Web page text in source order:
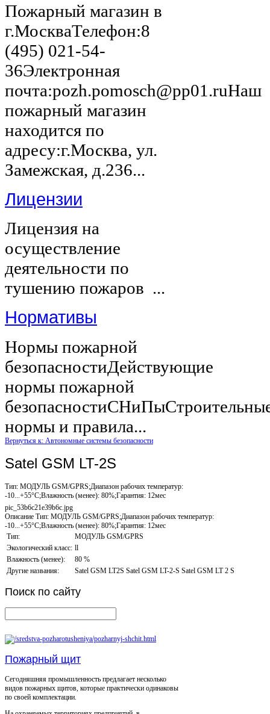
Пожарный магазин в
г.МоскваТелефон:8
(495) 021-54-
36Электронная
почта:pozh.pomosch@pp01.ruНаш
пожарный магазин
находится по
адресу:г.Москва, ул.
Замежская, д.236...
Лицензии
Лицензия на
осуществление
деятельности по
тушению пожаров ...
Нормативы
Нормы пожарной
безопасностиДействующие
нормы пожарной
нормы и правила...
Вернуться к: Автономные системы безопасности
Satel GSM LT-2S
Тип: МОДУЛЬ GSM/GPRS;Диапазон рабочих температур:
-10...+55°С;Влажность (менее): 80%;Гарантия: 12мес
pic_53b6c21e39b6c.jpg
Описание Тип: МОДУЛЬ GSM/GPRS;Диапазон рабочих температур:
-10...+55°С;Влажность (менее): 80%;Гарантия: 12мес
Тип:
МОДУЛЬ GSM/GPRS
Экологический класс: ll
Влажность (менее):
80 %
Другие названия:
Satel GSM LT2S Satel GSM LT-2-S Satel GSM LT 2 S
Поиск по сайту
Пожарный щит
Сегодняшняя промышленность предлагает несколько
видов пожарных щитов, которые практически одинаковы
по своей комплектации.